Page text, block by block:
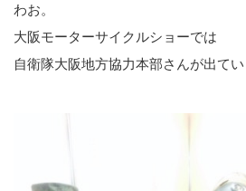
わお。
大阪モーターサイクルショーでは
自衛隊大阪地方協力本部さんが出てい